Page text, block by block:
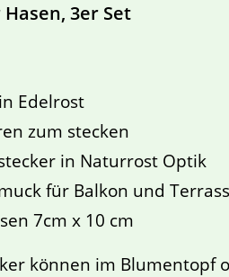
3er Set
Edelrost
zum stecken
in Naturrost Optik
für Balkon und
7cm x 10 cm
können im Blumentopf